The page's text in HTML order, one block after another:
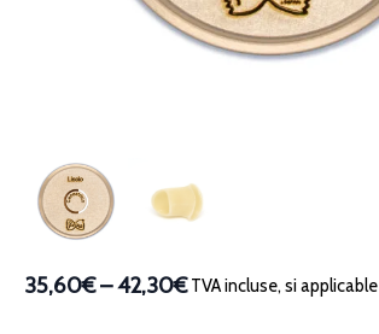
35,60€–42,30€
Plage
TVA incluse, si applicable